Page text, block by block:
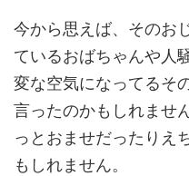
今から思えば、そのお
ているおばちゃんや人
変な空気になってるそ
言ったのかもしれませ
っとおませだったりえ
もしれません。